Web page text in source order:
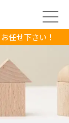
任せ下さい！